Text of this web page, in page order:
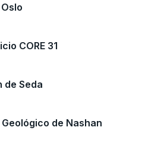
CORE 31
de Seda
de Nashan